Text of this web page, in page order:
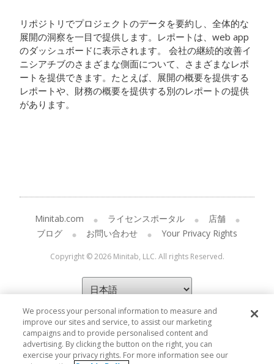
リポジトリでプロジェクトのデータを要約し、全体的な
展開の洞察を一目で提供します。レポートは、 web app
のダッシュボードに表示されます。
会社の継続的改善イ
ニシアチブのさまざまな側面について、さまざまなレポ
ートを提供できます。たとえば、展開の概要を提供する
レポートや、財務の概要を提供する別のレポートの提供
があります。
Minitab.com ライセンスポータル
店舗
ブログ
お問い合わせ Your Privacy Rights
Copyright © 2026 Minitab, LLC. All rights Reserved.
We process your personal information to measure and
improve our sites and service, to assist our marketing
campaigns and to provide personalised content and
advertising. By clicking the button on the right, you can
exercise your privacy rights. For more information see our